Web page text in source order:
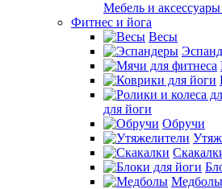
Мебель и
Фитнес и йога
Весы
для йоги
Обручи
Медболы